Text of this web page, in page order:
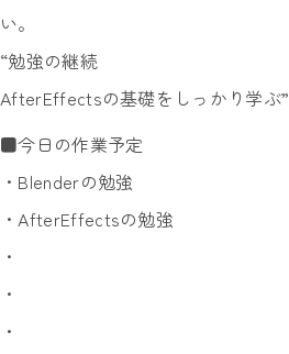
い。
“勉強の継続
AfterEffectsの基礎をしっかり学ぶ”
■今日の作業予定
・Blenderの勉強
・AfterEffectsの勉強
・
・
・